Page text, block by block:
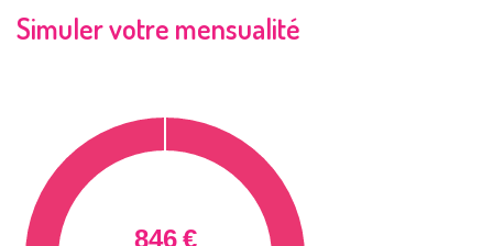
Simuler votre mensualité
846 €